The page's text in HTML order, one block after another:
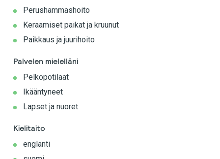
Perushammashoito
Keraamiset paikat ja kruunut
Paikkaus ja juurihoito
Palvelen mielelläni
Pelkopotilaat
Ikääntyneet
Lapset ja nuoret
Kielitaito
englanti